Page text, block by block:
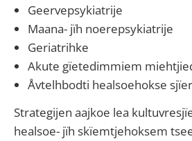
Geervepsykiatrije
Maana- jïh noerepsykiatrije
Geriatrihke
Akute gïetedimmiem
Åvtelhbodti healsoehokse
Strategijen aajkoe lea
healsoe- jïh skïemtjehoksem